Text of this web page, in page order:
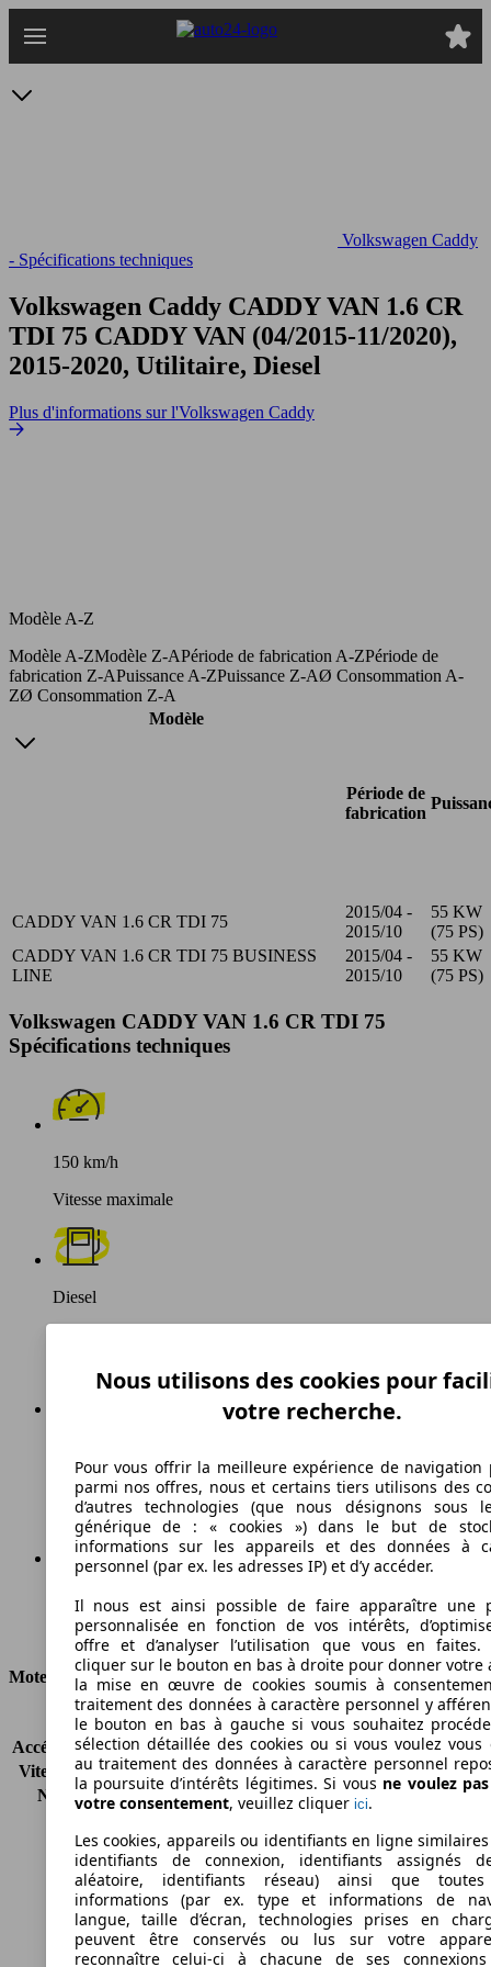
au
Volkswagen Caddy
- Spécifications techniques
Volkswagen Caddy CADDY VAN 1.6 CR
TDI 75 CADDY VAN (04/2015-11/2020),
2015-2020, Utilitaire, Diesel
Plus d'informations sur l'Volkswagen Caddy
Modèle A-Z
Modèle A-ZModèle Z-APériode de fabrication A-ZPériode de
fabrication Z-APuissance A-ZPuissance Z-AØ Consommation A-
ZØ Consommation Z-A
Modèle
Période de
fabrication
CADDY VAN 1.6 CR TDI 75
2015/04 -
2015/10
55 KW
(75 PS)
CADDY VAN 1.6 CR TDI 75 BUSINESS
LINE
2015/04 -
2015/10
55 KW
(75 PS)
Volkswagen CADDY VAN 1.6 CR TDI 75
Spécifications techniques
150 km/h
Vitesse maximale
Diesel
Émissions de CO2 (combinées)*
Ø 5.7 l/100km
Consommation
Moteur et Puissance
KW (CH)
55 kW (75 PS)
Accélération (0-100 km/h) 16.7s
Vitesse maximale (km/h)
150 km/h
Nombre de vitesses
5
Cylindrée
1598 ccm
Carburant
Diesel
Cylindres
4
Transmission
Boîte manuelle
Type de traction
Traction avant
Nous utilisons des cookies pour
votre recherche.
Pour vous offrir la meilleure expérience de navigation
parmi nos offres, nous et certains tiers utilisons des
d’autres technologies (que nous désignons sous
générique de : « cookies ») dans le but de
informations sur les appareils et des données à
personnel (par ex. les adresses IP) et d’y accéder.
Il nous est ainsi possible de faire apparaître une
personnalisée en fonction de vos intérêts,
offre et d’analyser l’utilisation que vous en faites.
cliquer sur le bouton en bas à droite pour donner votre
la mise en œuvre de cookies soumis à
traitement des données à caractère personnel y
le bouton en bas à gauche si vous souhaitez
sélection détaillée des cookies ou si vous voulez vous
au traitement des données à caractère personnel
la poursuite d’intérêts légitimes. Si vous ne voulez
votre consentement, veuillez cliquer ici.
Les cookies, appareils ou identifiants en ligne
identifiants de connexion, identifiants assignés
aléatoire, identifiants réseau) ainsi que
informations (par ex. type et informations de
langue, taille d’écran, technologies prises en
peuvent être conservés ou lus sur votre
reconnaître celui-ci à chacune de ses